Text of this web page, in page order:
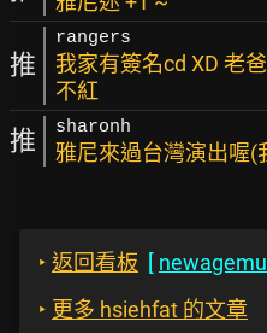
推
rangers
我家有簽名cd XD 老
不紅
推 sharonh
雅尼來過台灣演出喔(
‣ 返回看板 [
‣ 更多 hsiehfat 的文章